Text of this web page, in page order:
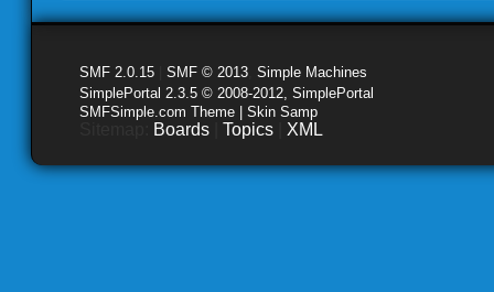
SMF 2.0.15 SMF © 2013 Simple Machines
SimplePortal 2.3.5 © 2008-2012, SimplePortal
SMFSimple.com Theme | Skin Samp
Boards Topics XML